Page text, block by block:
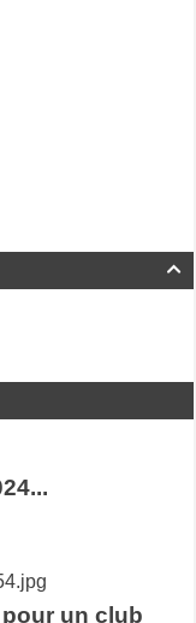

un club